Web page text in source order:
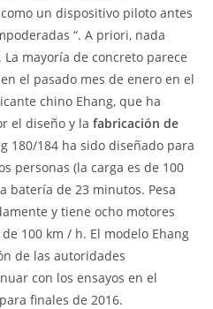
un dispositivo piloto antes
“. A priori, nada
mayoría de concreto parece
el pasado mes de enero en el
chino Ehang, que ha
el diseño y la fabricación de
180/184 ha sido diseñado para
personas (la carga es de 100
batería de 23 minutos. Pesa
y tiene ocho motores
100 km / h. El modelo Ehang
de las autoridades
con los ensayos en el
finales de 2016.